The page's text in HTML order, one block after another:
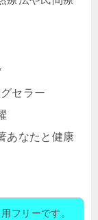
セラー
あなたと健康
フリーです。